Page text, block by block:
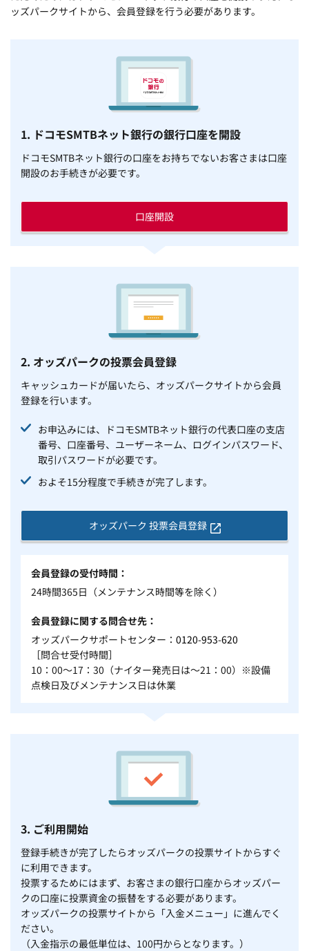
ッズパークサイトから、会員登録を行う必要があります。
1. ドコモSMTBネット銀行の銀行口座を開設
ドコモSMTBネット銀行の口座をお持ちでないお客さまは口座
開設のお手続きが必要です。
口座開設
2. オッズパークの投票会員登録
キャッシュカードが届いたら、オッズパークサイトから会員
登録を行います。
お申込みには、ドコモSMTBネット銀行の代表口座の支店
番号、口座番号、ユーザーネーム、ログインパスワード、
取引パスワードが必要です。
およそ15分程度で手続きが完了します。
オッズパーク 投票会員登録
会員登録の受付時間
24時間365日（メンテナンス時間等を除く）
会員登録に関する問合せ先
オッズパークサポートセンター： 0120-953-620
［問合せ受付時間］
10：00～17：30（ナイター発売日は～21：00）※設備
点検日及びメンテナンス日は休業
3. ご利用開始
登録手続きが完了したらオッズパークの投票サイトからすぐ
に利用できます。
投票するためにはまず、お客さまの銀行口座からオッズパー
クの口座に投票資金の振替をする必要があります。
オッズパークの投票サイトから「入金メニュー」に進んでく
ださい。
（入金指示の最低単位は、100円からとなります。）